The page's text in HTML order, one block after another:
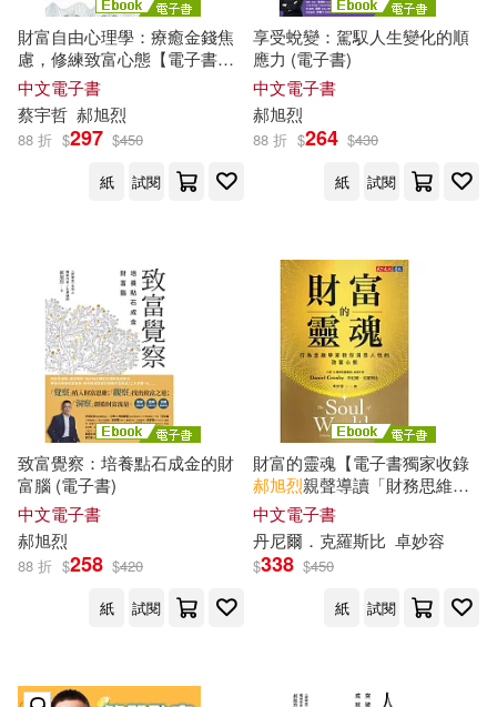
財富自由心理學：療癒金錢焦
慮，修練致富心態【電子書獨
家收錄：作者親聲導讀 ‧ 實戰
計畫】 (電子書)
中文電子書
蔡宇哲 郝旭烈
88 折 $297 $450
紙
試閱
享受蛻變：駕馭人生變化的順
應力 (電子書)
中文電子書
郝旭烈
88 折 $264 $430
紙
試閱
致富覺察：培養點石成金的財
富腦 (電子書)
中文電子書
郝旭烈
88 折 $258 $420
紙
試閱
財富的靈魂【電子書獨家收錄
郝旭烈親聲導讀「財務思維，
你的必備決策力」】：行為金
融學家教你洞悉人性的致富心
態 (電子書)
中文電子書
丹尼爾．克羅斯比 卓妙容
$338 $450
紙
試閱